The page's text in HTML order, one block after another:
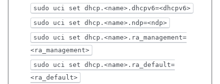
sudo uci set dhcp.<name>.dhcpv6=<dhcpv6>
sudo uci set dhcp.<name>.ndp=<ndp>
sudo uci set dhcp.<name>.ra_management=
<ra_management>
sudo uci set dhcp.<name>.ra_default=
<ra_default>